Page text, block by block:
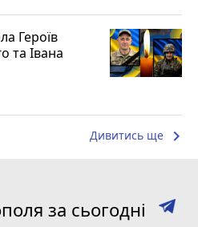
Героїв
та Івана
Дивитись ще keyboard_arrow_right
за сьогодні